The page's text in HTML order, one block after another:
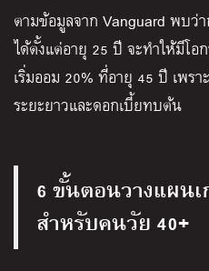
ตามข้อมูลจาก Vanguard พบว่า
ได้ตั้งแต่อายุ 25 ปี จะทำให้มีโ
เริ่มออม 20% ที่อายุ 45 ปี เพร
ระยะยาวและดอกเบี้ยทบต้น
6 ขั้นตอนวางแผน
สำหรับคนวัย 40+